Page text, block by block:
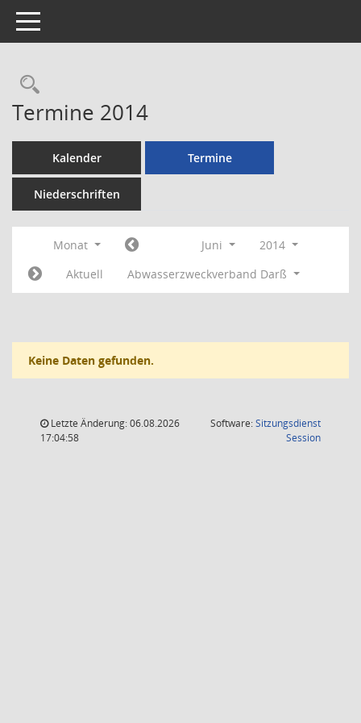
Toggle navigation
Rechercheauswahl
Termine 2014
Kalender Termine
Niederschriften
Monat Juni
2014
Aktuell
Abwasserzweckverband Darß
Keine Daten gefunden.
Letzte Änderung: 06.08.2026
17:04:58
Software:Sitzungsdienst
Session(Wird in